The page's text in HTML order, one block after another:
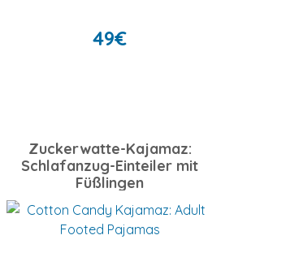
49€
Zuckerwatte-Kajamaz:
Schlafanzug-Einteiler mit
Füßlingen